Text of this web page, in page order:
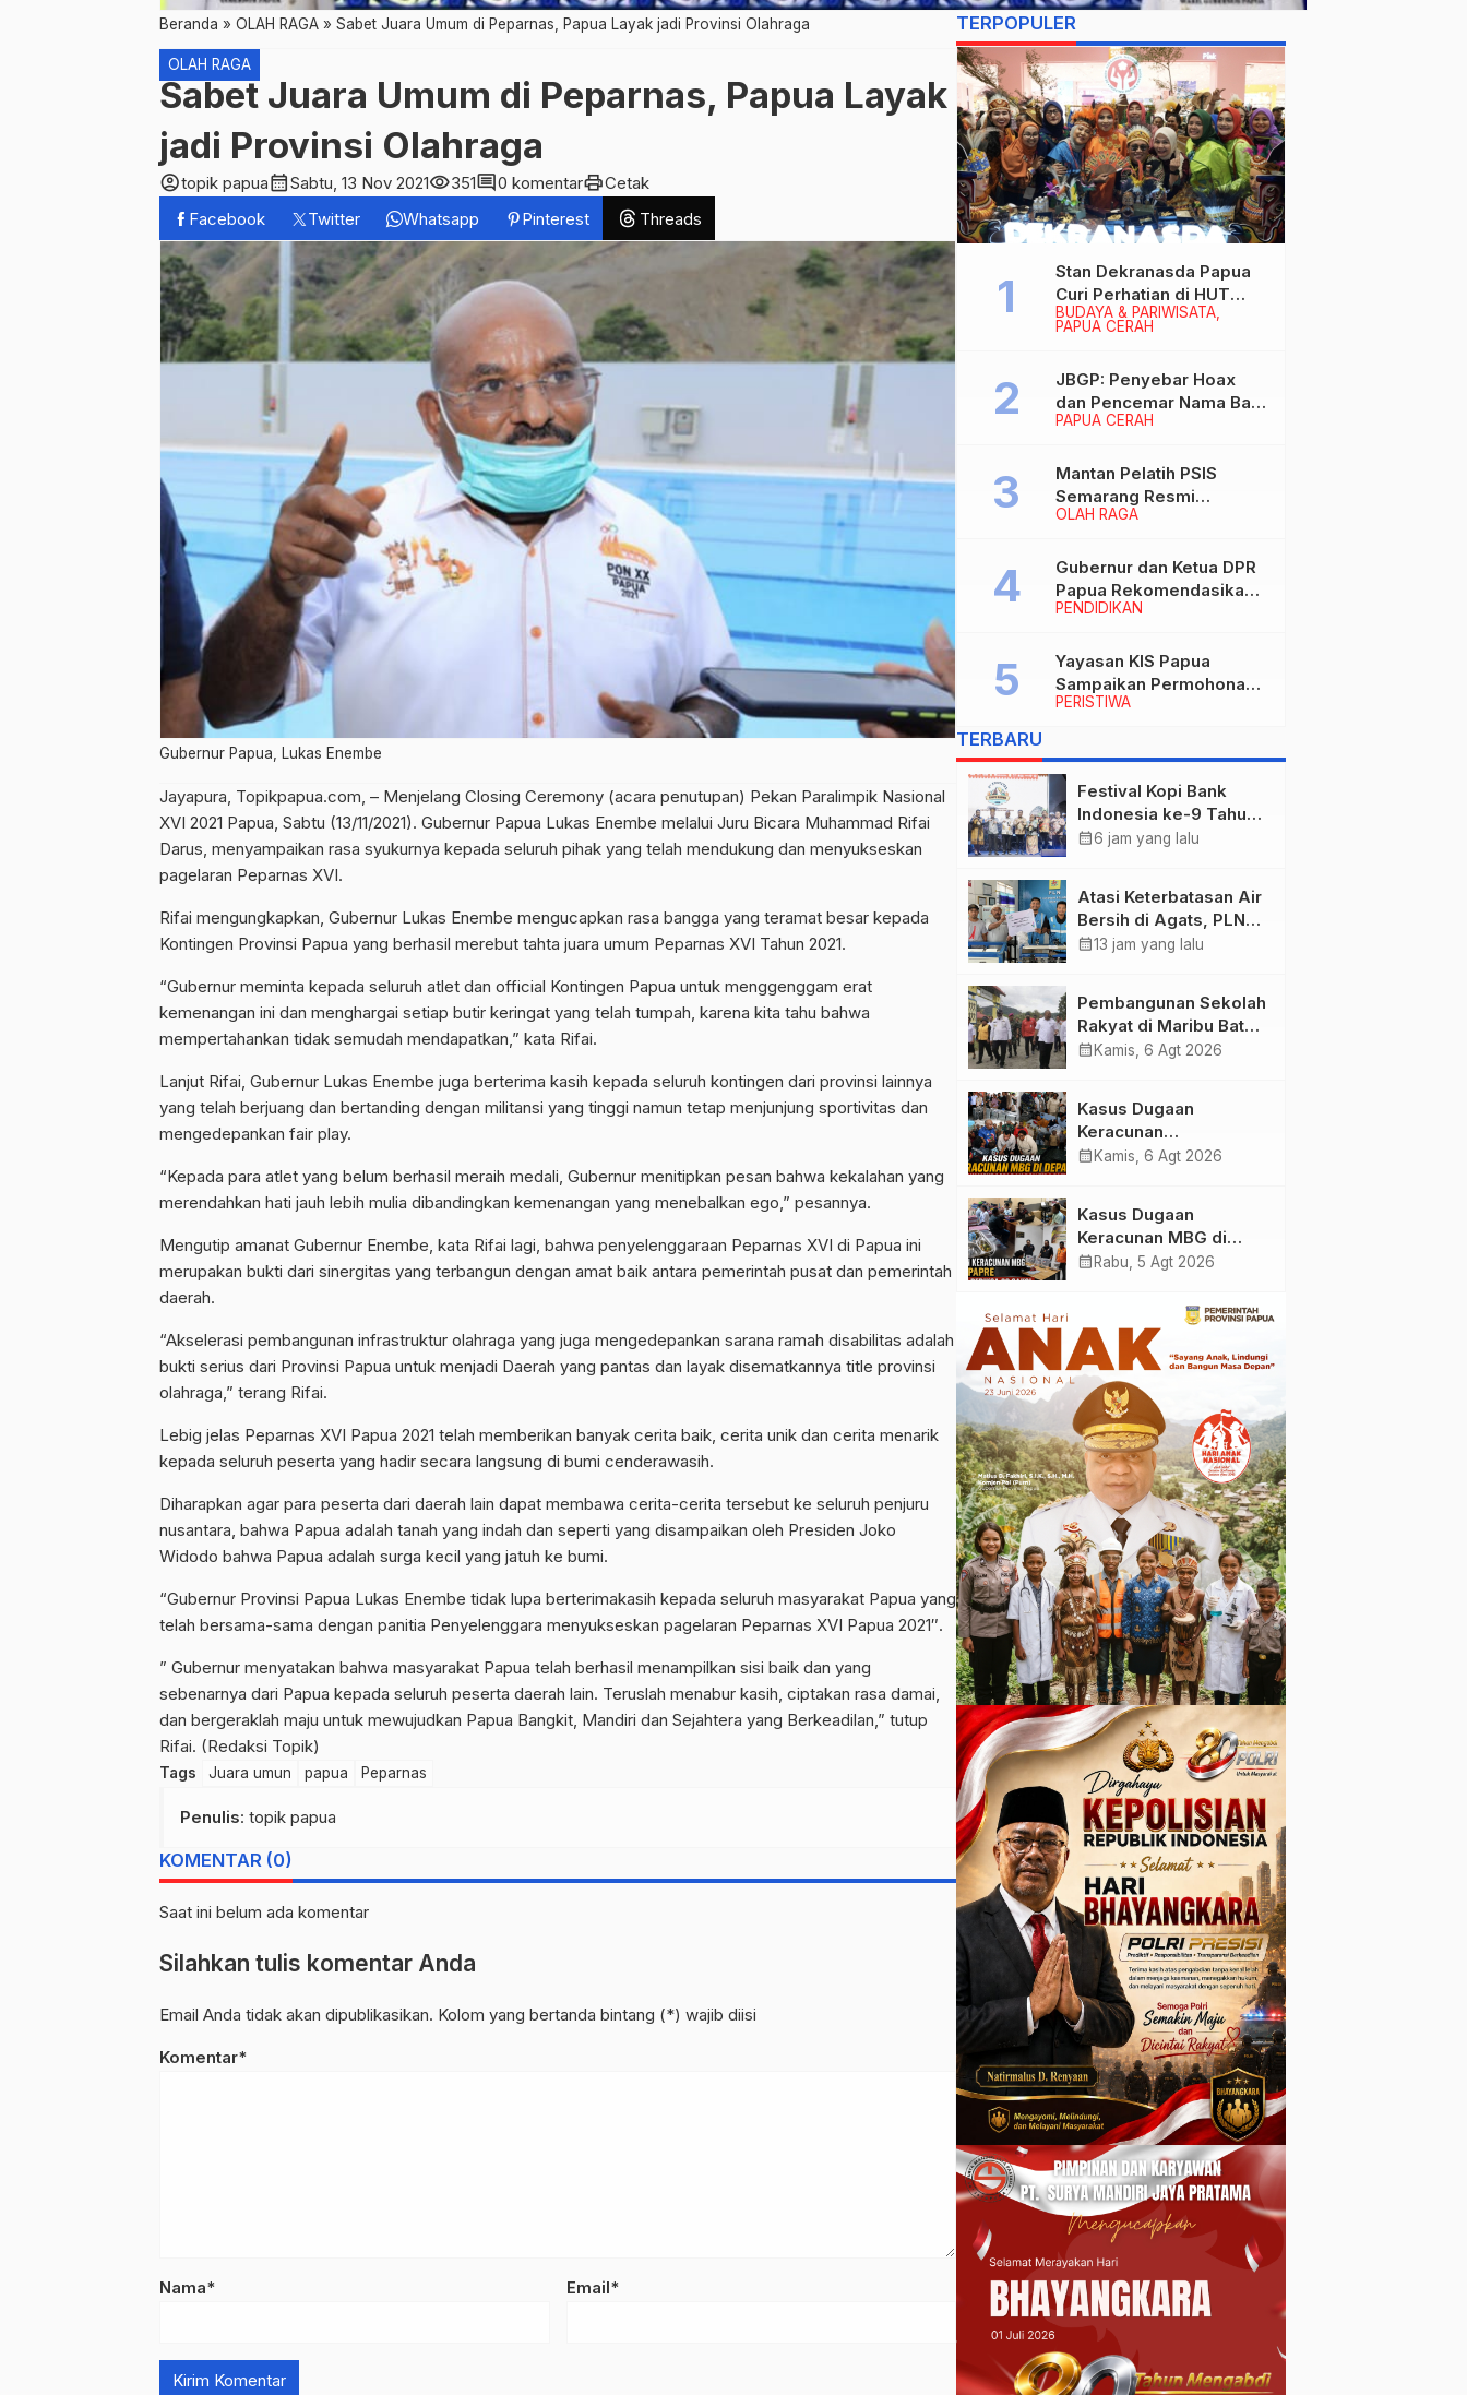
Beranda » OLAH RAGA » Sabet Juara Umum di Peparnas, Papua Layak jadi Provinsi Olahraga
OLAH RAGA
Sabet Juara Umum di Peparnas, Papua Layak
jadi Provinsi Olahraga
account_circletopik papuacalendar_monthSabtu, 13 Nov 2021visibility351comment0 komentarprintCetak
Facebook
Twitter Whatsapp Pinterest Threads
Gubernur Papua, Lukas Enembe
Jayapura, Topikpapua.com, – Menjelang Closing Ceremony (acara penutupan) Pekan Paralimpik Nasional
XVI 2021 Papua, Sabtu (13/11/2021). Gubernur Papua Lukas Enembe melalui Juru Bicara Muhammad Rifai
Darus, menyampaikan rasa syukurnya kepada seluruh pihak yang telah mendukung dan menyukseskan
pagelaran Peparnas XVI.
Rifai mengungkapkan, Gubernur Lukas Enembe mengucapkan rasa bangga yang teramat besar kepada
Kontingen Provinsi Papua yang berhasil merebut tahta juara umum Peparnas XVI Tahun 2021.
“Gubernur meminta kepada seluruh atlet dan official Kontingen Papua untuk menggenggam erat
kemenangan ini dan menghargai setiap butir keringat yang telah tumpah, karena kita tahu bahwa
mempertahankan tidak semudah mendapatkan,” kata Rifai.
Lanjut Rifai, Gubernur Lukas Enembe juga berterima kasih kepada seluruh kontingen dari provinsi lainnya
yang telah berjuang dan bertanding dengan militansi yang tinggi namun tetap menjunjung sportivitas dan
mengedepankan fair play.
“Kepada para atlet yang belum berhasil meraih medali, Gubernur menitipkan pesan bahwa kekalahan yang
merendahkan hati jauh lebih mulia dibandingkan kemenangan yang menebalkan ego,” pesannya.
Mengutip amanat Gubernur Enembe, kata Rifai lagi, bahwa penyelenggaraan Peparnas XVI di Papua ini
merupakan bukti dari sinergitas yang terbangun dengan amat baik antara pemerintah pusat dan pemerintah
daerah.
“Akselerasi pembangunan infrastruktur olahraga yang juga mengedepankan sarana ramah disabilitas adalah
bukti serius dari Provinsi Papua untuk menjadi Daerah yang pantas dan layak disematkannya title provinsi
olahraga,” terang Rifai.
Lebig jelas Peparnas XVI Papua 2021 telah memberikan banyak cerita baik, cerita unik dan cerita menarik
kepada seluruh peserta yang hadir secara langsung di bumi cenderawasih.
Diharapkan agar para peserta dari daerah lain dapat membawa cerita-cerita tersebut ke seluruh penjuru
nusantara, bahwa Papua adalah tanah yang indah dan seperti yang disampaikan oleh Presiden Joko
Widodo bahwa Papua adalah surga kecil yang jatuh ke bumi.
“Gubernur Provinsi Papua Lukas Enembe tidak lupa berterimakasih kepada seluruh masyarakat Papua yang
telah bersama-sama dengan panitia Penyelenggara menyukseskan pagelaran Peparnas XVI Papua 2021″.
” Gubernur menyatakan bahwa masyarakat Papua telah berhasil menampilkan sisi baik dan yang
sebenarnya dari Papua kepada seluruh peserta daerah lain. Teruslah menabur kasih, ciptakan rasa damai,
dan bergeraklah maju untuk mewujudkan Papua Bangkit, Mandiri dan Sejahtera yang Berkeadilan,” tutup
Rifai. (Redaksi Topik)
Tags Juara umun papua Peparnas
Penulis: topik papua
KOMENTAR (0)
Saat ini belum ada komentar
Silahkan tulis komentar Anda
Email Anda tidak akan dipublikasikan. Kolom yang bertanda bintang (*) wajib diisi
Komentar*
Nama* Email*
TERPOPULER
BUDAYA & PARIWISATA
PAPUA CERAH
Stan Dekranasda Papua
Curi Perhatian di HUT
Dekranas 2026, Ibu
PAPUA CERAH
JBGP: Penyebar Hoax
dan Pencemar Nama Baik
Gubernur Papua Siap
Hukum!
OLAH RAGA
Mantan Pelatih PSIS
Semarang Resmi
Nakhodahi Persipura
PENDIDIKAN
Gubernur dan Ketua DPR
Papua Rekomendasikan
Ade Yamin Jabat Rektor
periode 2026–2030
PERISTIWA
Yayasan KIS Papua
Sampaikan Permohonan
Maaf dan Siap Tanggung
Keracunan MBG di
Depapre
TERBARU
Festival Kopi Bank
Indonesia ke-9 Tahun
2026 Resmi Dibuka
Depan Papua”
calendar_month6 jam yang lalu
Atasi Keterbatasan Air
Bersih di Agats, PLN
Hadirkan Teknologi
Bukhori dan Warga
Sekitar
calendar_month13 jam yang lalu
Pembangunan Sekolah
Rakyat di Maribu Batal,
Dipindahkan ke Muara
calendar_month Kamis, 6 Agt 2026
Kasus Dugaan
Keracunan
MBG: Wamengadri
yang Ditemukan
calendar_month Kamis, 6 Agt 2026
Kasus Dugaan
Keracunan MBG di
Kabupaten Jayapura,
calendar_month Rabu, 5 Agt 2026